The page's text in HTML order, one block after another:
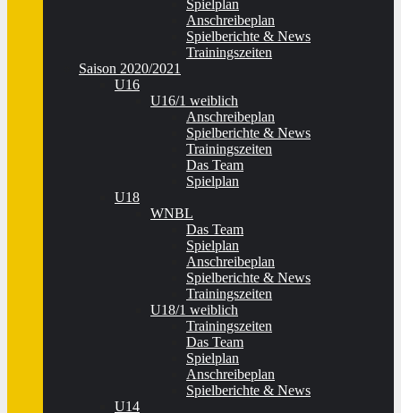
Spielplan
Anschreibeplan
Spielberichte & News
Trainingszeiten
Saison 2020/2021
U16
U16/1 weiblich
Anschreibeplan
Spielberichte & News
Trainingszeiten
Das Team
Spielplan
U18
WNBL
Das Team
Spielplan
Anschreibeplan
Spielberichte & News
Trainingszeiten
U18/1 weiblich
Trainingszeiten
Das Team
Spielplan
Anschreibeplan
Spielberichte & News
U14